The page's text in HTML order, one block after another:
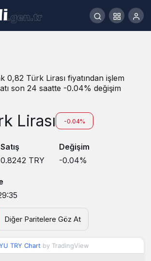
0,82 Türk Lirası fiyatından işlem
son 24 saatte -0.04% değişim
Lirası -0.04%
Satış
0.8242 TRY
Değişim
-0.04%
Diğer Paritelere Göz At
TRY Chart by TradingView